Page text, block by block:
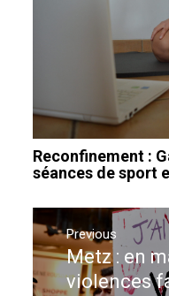
Reconfinement :
séances de sport
Navigation
de
l’article
Previous
Previous
post:
Metz : en
violences